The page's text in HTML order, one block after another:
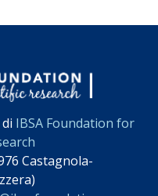
IBSA Foundation for
Castagnola-